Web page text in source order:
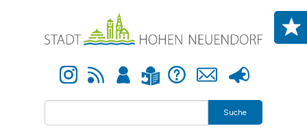
Instagram Newsfeed Anmelden Leichte Sprache Hilfe Kontakt Presse
Suche